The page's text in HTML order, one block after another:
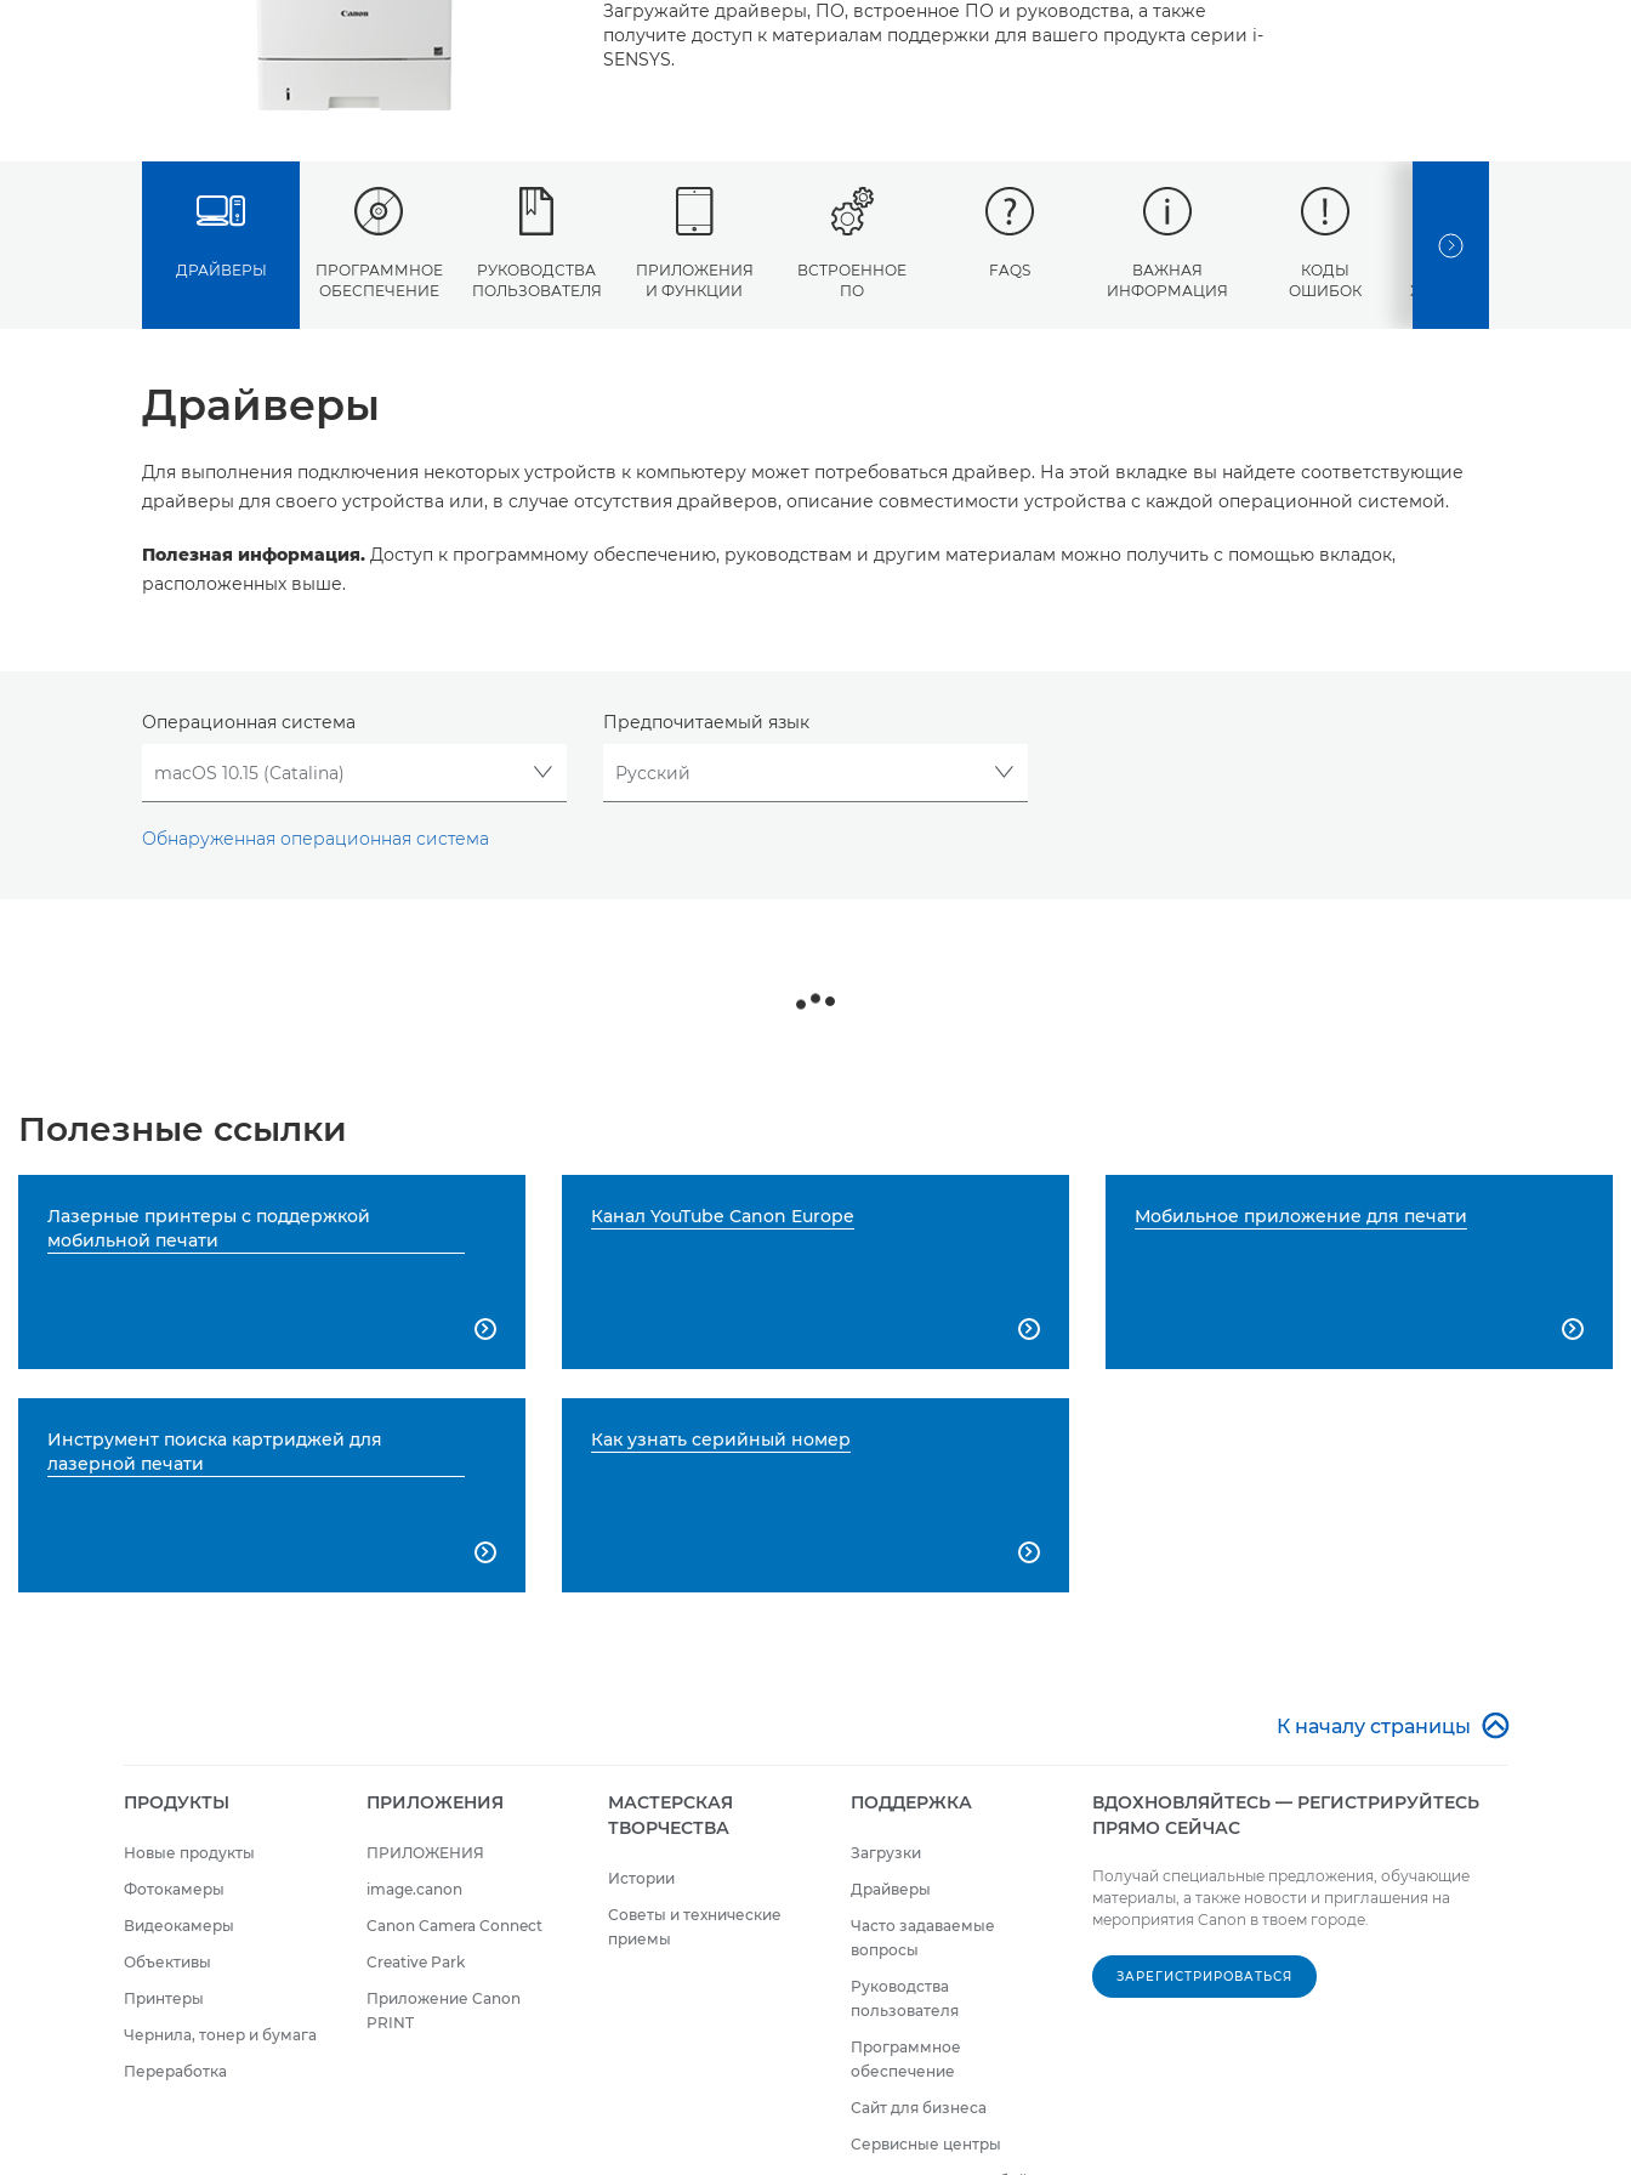
Загружайте драйверы, ПО, встроенное ПО и руководства, а также
получите доступ к материалам поддержки для вашего продукта серии i-
SENSYS.
ДРАЙВЕРЫ
ПРОГРАММНОЕ
ОБЕСПЕЧЕНИЕ
РУКОВОДСТВА
ПОЛЬЗОВАТЕЛЯ
ПРИЛОЖЕНИЯ
И ФУНКЦИИ
ВСТРОЕННОЕ
ПО
FAQS
ВАЖНАЯ
ИНФОРМАЦИЯ
КОДЫ
ОШИБОК
ХАРАКТЕРИСТИКИ
NEXT SLIDE
Драйверы
Для выполнения подключения некоторых устройств к компьютеру может потребоваться драйвер. На этой вкладке вы найдете соответствующие
драйверы для своего устройства или, в случае отсутствия драйверов, описание совместимости устройства с каждой операционной системой.
Полезная информация. Доступ к программному обеспечению, руководствам и другим материалам можно получить с помощью вкладок,
расположенных выше.
Операционная система
Обнаруженная операционная система
Предпочитаемый язык
Полезные ссылки
Лазерные принтеры с поддержкой
мобильной печати

Канал YouTube Canon Europe

Мобильное приложение для печати

Инструмент поиска картриджей для
лазерной печати

Как узнать серийный номер

К началу страницы 
ПРОДУКТЫ
Новые продукты
Фотокамеры
Видеокамеры
Объективы
Принтеры
Чернила, тонер и бумага
Переработка
ПРИЛОЖЕНИЯ
ПРИЛОЖЕНИЯ
image.canon
Canon Camera Connect
Creative Park
Приложение Canon
PRINT
МАСТЕРСКАЯ
ТВОРЧЕСТВА
Истории
Советы и технические
приемы
ПОДДЕРЖКА
Загрузки
Драйверы
Часто задаваемые
вопросы
Руководства
пользователя
Программное
обеспечение
Сайт для бизнеса
Сервисные центры
ВДОХНОВЛЯЙТЕСЬ — РЕГИСТРИРУЙТЕСЬ
ПРЯМО СЕЙЧАС
Получай специальные предложения, обучающие
материалы, а также новости и приглашения на
мероприятия Canon в твоем городе.
ЗАРЕГИСТРИРОВАТЬСЯ